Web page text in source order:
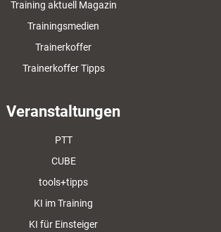
Training aktuell Magazin
Trainingsmedien
Trainerkoffer
Trainerkoffer Tipps
Veranstaltungen
PTT
CUBE
tools+tipps
KI im Training
KI für Einsteiger